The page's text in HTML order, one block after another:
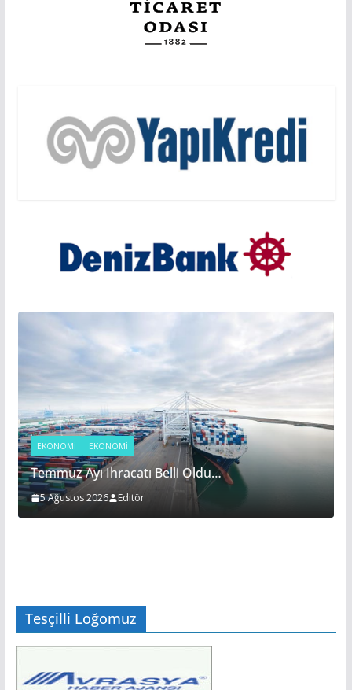
EKONOMİ EKONOMI
Temmuz Ayı Ihracatı Belli Oldu…
5 Ağustos 2026 Editör
Tesçilli Loğomuz